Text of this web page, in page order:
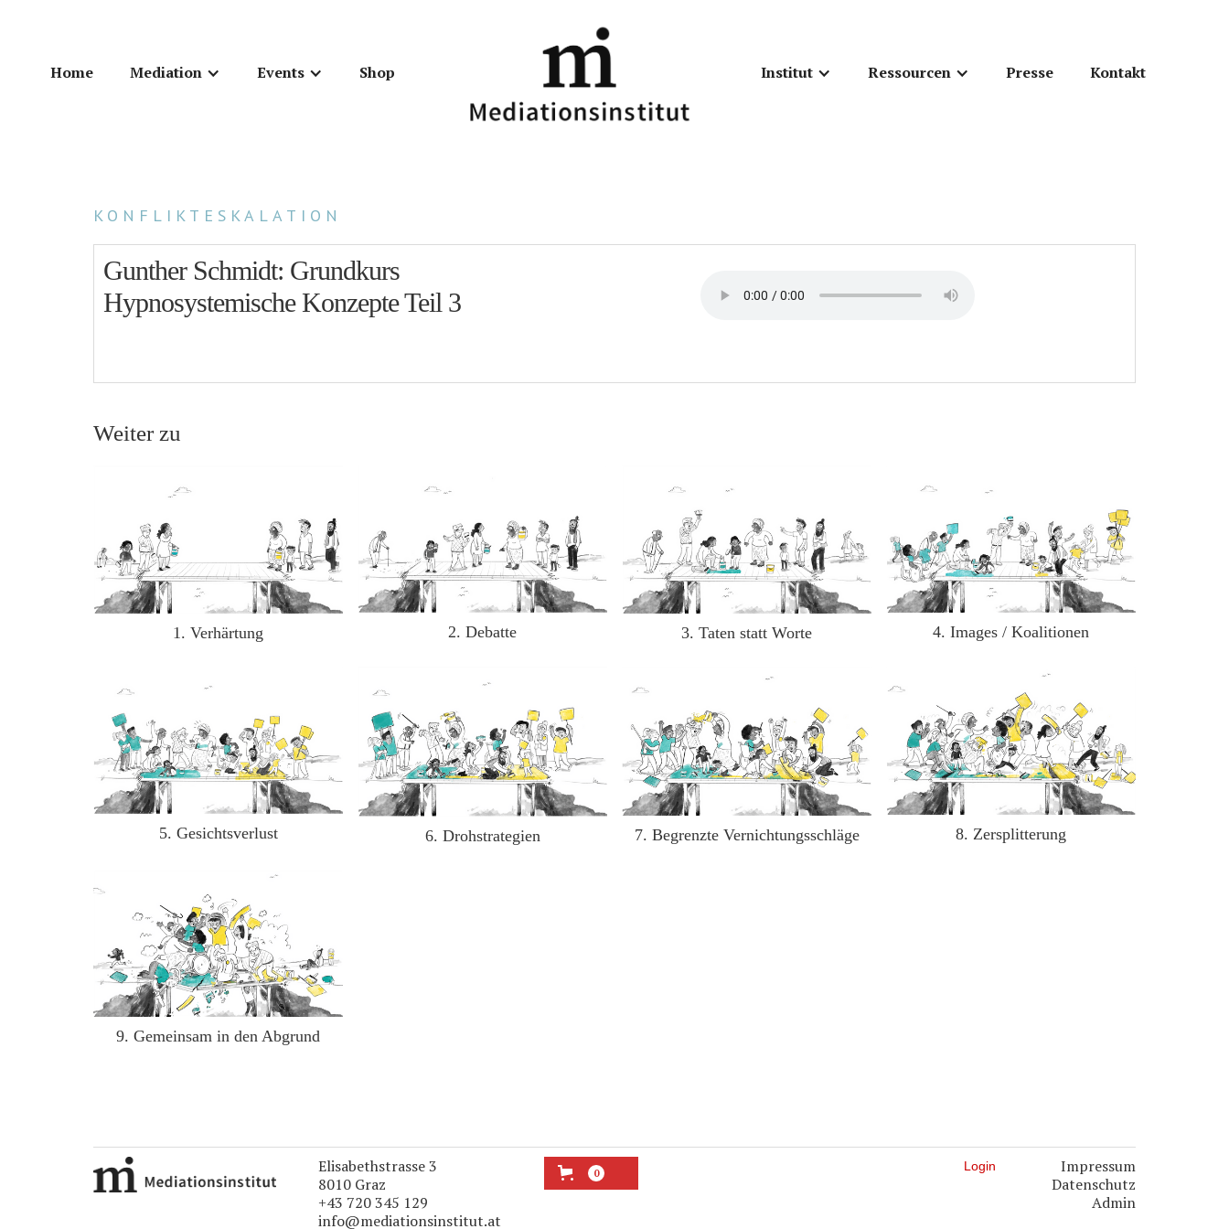
Home Mediation Events Shop Institut Ressourcen Presse Kontakt
KONFLIKTESKALATION
Gunther Schmidt: Grundkurs
Hypnosystemische Konzepte Teil 3
Weiter zu
1. Verhärtung 2. Debatte 3. Taten statt Worte 4. Images / Koalitionen
5. Gesichtsverlust 6. Drohstrategien 7. Begrenzte Vernichtungsschläge 8. Zersplitterung
9. Gemeinsam in den Abgrund
Elisabethstrasse 3
8010 Graz
+43 720 345 129
info@mediationsinstitut.at
0 Login
Impressum
Datenschutz
Admin